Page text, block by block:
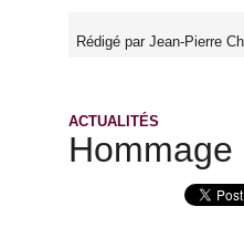
Rédigé par Jean-Pierre
ACTUALITÉS